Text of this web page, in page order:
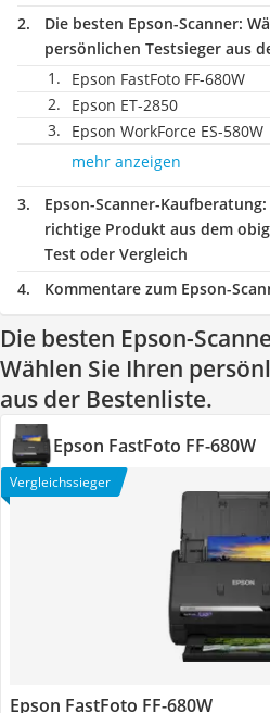
Die besten Epson-Scanner:
persönlichen Testsieger aus
Epson FastFoto FF-680W
Epson ET-2850
Epson WorkForce ES-580W
mehr anzeigen
Epson-Scanner-Kaufberatung
richtige Produkt aus dem
Test oder Vergleich
Kommentare zum Epson-
Die besten Epson-
Wählen Sie Ihren
aus der Bestenliste.
Epson FastFoto FF-680W
Vergleichssieger
Epson FastFoto FF-680W